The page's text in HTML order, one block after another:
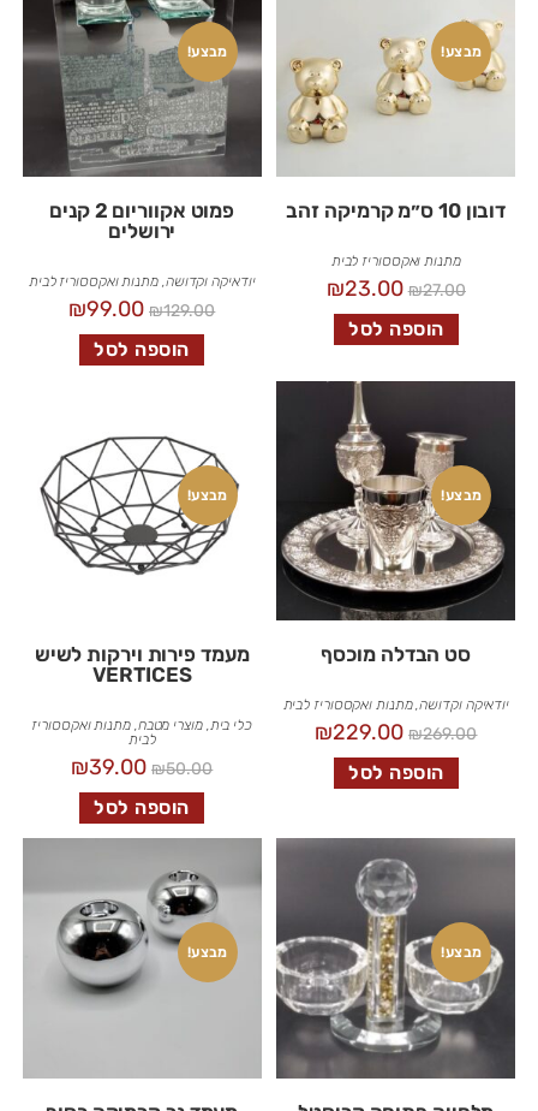
מבצע!
דובון 10 ס״מ קרמיקה זהב
מתנות ואקססוריז לבית
₪27.00
₪23.00
הוספה לסל
מבצע!
פמוט אקווריום 2 קנים
ירושלים
יודאיקה וקדושה, מתנות ואקססוריז לבית
₪129.00
₪99.00
הוספה לסל
מבצע!
סט הבדלה מוכסף
יודאיקה וקדושה,מתנות ואקססוריז לבית
₪269.00
₪229.00
הוספה לסל
מבצע!
מעמד פירות וירקות לשיש
VERTICES
כלי בית,מוצרי מטבח,מתנות ואקססוריז
לבית
₪50.00
₪39.00
הוספה לסל
מבצע! מבצע!